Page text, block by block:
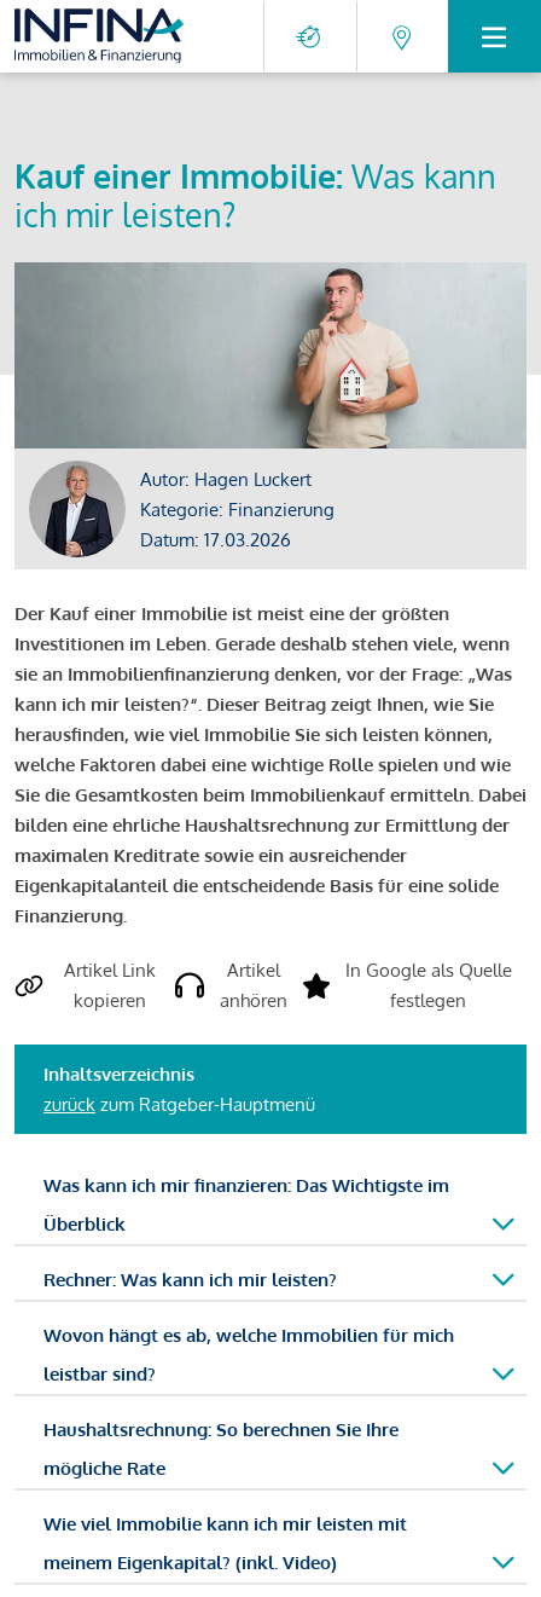
Kauf einer Immobilie: Was kann
ich mir leisten?
Autor: Hagen Luckert
Kategorie: Finanzierung
Datum: 17.03.2026
Der Kauf einer Immobilie ist meist eine der größten
Investitionen im Leben. Gerade deshalb stehen viele, wenn
sie an Immobilienfinanzierung denken, vor der Frage: „Was
kann ich mir leisten?“. Dieser Beitrag zeigt Ihnen, wie Sie
herausfinden, wie viel Immobilie Sie sich leisten können,
welche Faktoren dabei eine wichtige Rolle spielen und wie
Sie die Gesamtkosten beim Immobilienkauf ermitteln. Dabei
bilden eine ehrliche Haushaltsrechnung zur Ermittlung der
maximalen Kreditrate sowie ein ausreichender
Eigenkapitalanteil die entscheidende Basis für eine solide
Finanzierung.
Artikel Link
kopieren
Artikel
anhören
In Google als Quelle
festlegen
Inhaltsverzeichnis
zurück zum Ratgeber-Hauptmenü
Was kann ich mir finanzieren: Das Wichtigste im
Überblick
Rechner: Was kann ich mir leisten?
Wovon hängt es ab, welche Immobilien für mich
leistbar sind?
Haushaltsrechnung: So berechnen Sie Ihre
mögliche Rate
Wie viel Immobilie kann ich mir leisten mit
meinem Eigenkapital? (inkl. Video)